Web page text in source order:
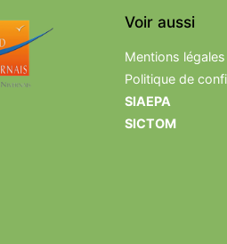
Voir aussi
Mentions légales
Politique de
SIAEPA
SICTOM